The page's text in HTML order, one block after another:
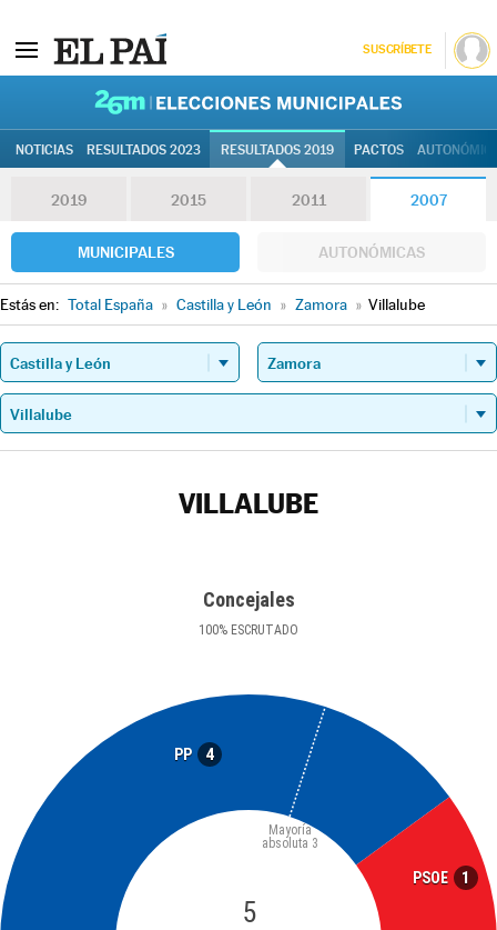
SUSCRÍBETE
NOTICIAS RESULTADOS 2023 RESULTADOS 2019 PACTOS
2019 2015 2011 2007
MUNICIPALES AUTONÓMICAS
Estás en: Total España » Castilla y León » Zamora » Villalube
VILLALUBE
Concejales
100% ESCRUTADO
PP 4
PSOE 1
5
Mayoría
absoluta 3